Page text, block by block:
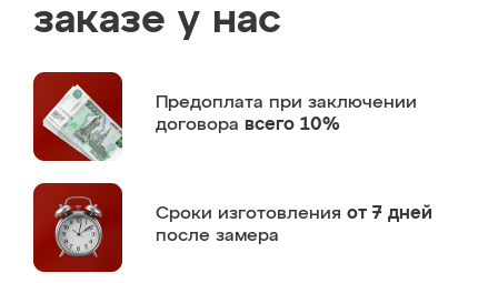
заказе у нас
Предоплата при заключении
договора всего 10%
Сроки изготовления от 7 дней
после замера